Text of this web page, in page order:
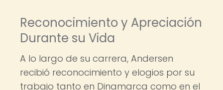
Reconocimiento y Apreciación
Durante su Vida
A lo largo de su carrera, Andersen
recibió reconocimiento y elogios por su
trabajo tanto en Dinamarca como en el